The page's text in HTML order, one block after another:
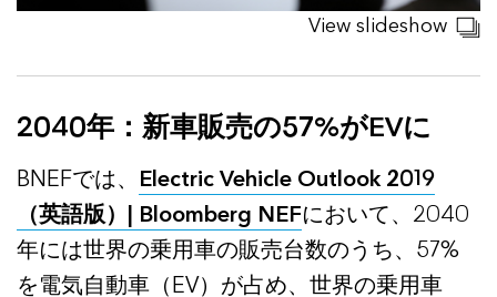
View slideshow
2040年：新車販売の57%がEVに
BNEFでは、 Electric Vehicle Outlook 2019
（英語版）| Bloomberg NEFにおいて、2040
年には世界の乗用車の販売台数のうち、57%
を電気自動車（EV）が占め、世界の乗用車